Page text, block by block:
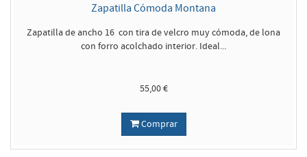
Zapatilla Cómoda Montana
Zapatilla de ancho 16 con tira de velcro muy cómoda, de lona
con forro acolchado interior. Ideal...
55,00 €
Comprar